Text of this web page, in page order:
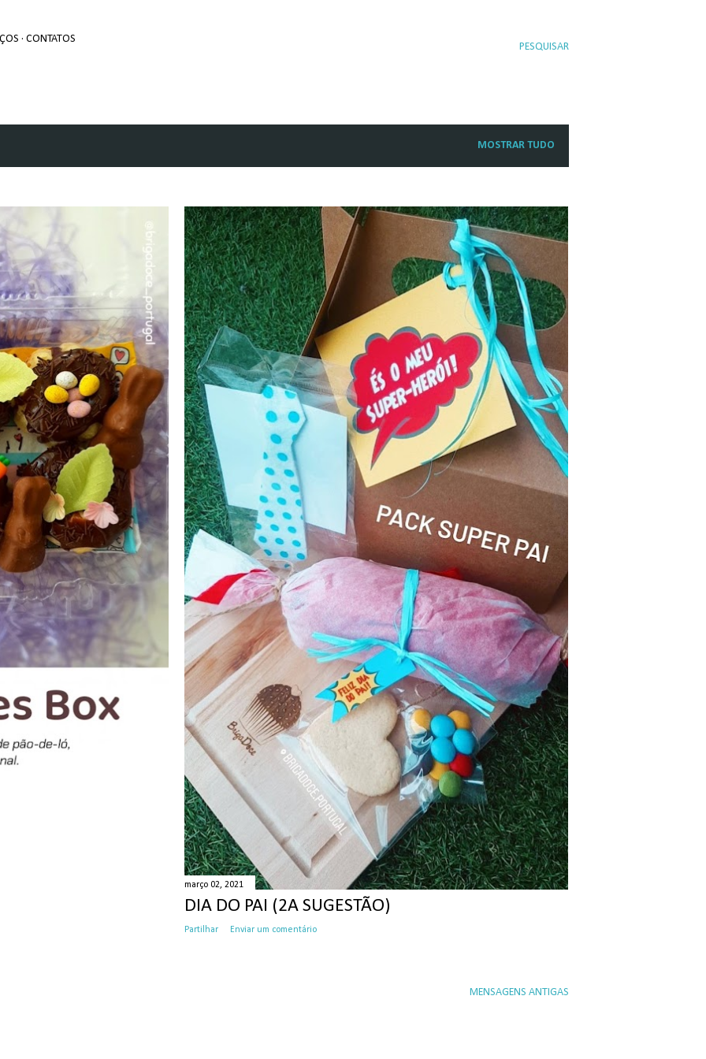
PESQUISAR
CONTATOS
MOSTRAR TUDO
março 02, 2021
DIA DO PAI (2A SUGESTÃO)
Partilhar Enviar um comentário
MENSAGENS ANTIGAS